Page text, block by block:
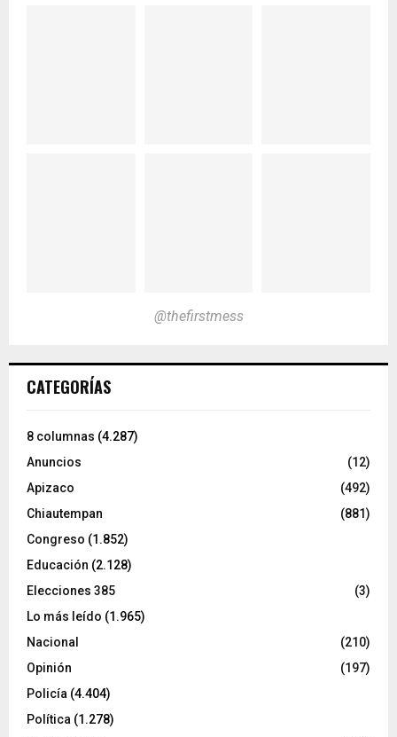
@thefirstmess
CATEGORÍAS
8 columnas (4.287)
Anuncios
(12)
Apizaco
(492)
Chiautempan
(881)
Congreso (1.852)
Educación (2.128)
Elecciones 385
(3)
Lo más leído (1.965)
Nacional
(210)
Opinión
(197)
Policía (4.404)
Política (1.278)